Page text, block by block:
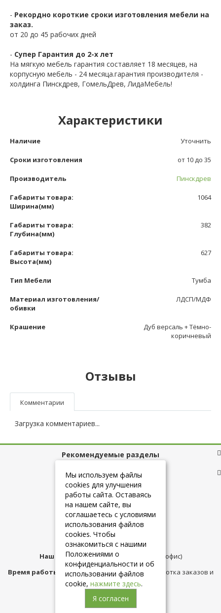
- Рекордно короткие сроки изготовления мебели на
заказ.
от 20 до 45 рабочих дней
- Супер Гарантия до 2-х лет
На мягкую мебель гарантия составляет 18 месяцев, на
корпусную мебель - 24 месяца.гарантия производителя -
холдинга Пинскдрев, ГомельДрев, ЛидаМебель!
Характеристики
Наличие Уточнить
Сроки изготовления от 10 до 35
Производитель Пинскдрев
Габариты товара:
Ширина(мм)
1064
Габариты товара:
Глубина(мм)
382
Габариты товара:
Высота(мм)
627
Тип Мебели Тумба
Материал изготовления/
обивки
ЛДСП/МДФ
Крашение
Дуб версаль + Тёмно-
коричневый
Отзывы
Комментарии
Загрузка комментариев...
Рекомендуемые разделы
Полезные ссылки
+7 (925) 084-10-60
Наш адрес:Москва,ул.Плещеева д.12 (офис)
Время работы магазина:с 10:00 до 21:00 (обработка заказов и
консультация)
Мы используем файлы
cookies для улучшения
работы сайта. Оставаясь
на нашем сайте, вы
соглашаетесь с условиями
использования файлов
cookies. Чтобы
ознакомиться с нашими
Положениями о
конфиденциальности и об
использовании файлов
cookie, нажмите здесь.
Я согласен